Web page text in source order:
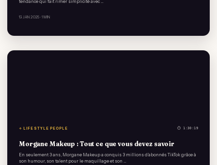
tendance qui fait rimer simplicité avec …
13 JAN 2025 · 1 MIN
✧ LIFESTYLE PEOPLE ⏱ 1:30:19
Morgane Makeup : Tout ce que vous devez savoir
En seulement 3 ans, Morgane Makeup a conquis 3 millions d’abonnés TikTok grâce à
son humour, son talent pour le maquillage et son …